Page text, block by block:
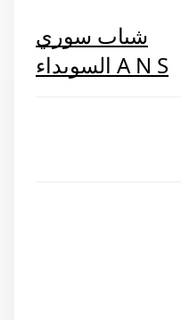
شباب سوري
السويداء A N S